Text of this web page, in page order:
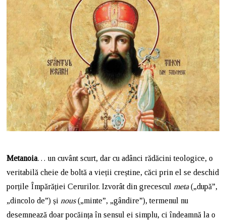
2
0
2
5
Metanoia… un cuvânt scurt, dar cu adânci rădăcini teologice, o
veritabilă cheie de boltă a vieții creștine, căci prin el se deschid
porțile Împărăției Cerurilor. Izvorât din grecescul meta(„după”,
„dincolo de”) și nous(„minte”, „gândire”), termenul nu
desemnează doar pocăința în sensul ei simplu, ci îndeamnă la o